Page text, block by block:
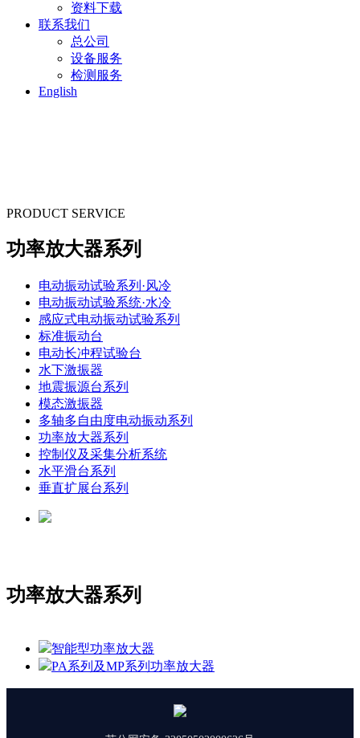
资料下载
联系我们
总公司
设备服务
检测服务
English
PRODUCT SERVICE
功率放大器系列
电动振动试验系列·风冷
电动振动试验系统·水冷
感应式电动振动试验系列
标准振动台
电动长冲程试验台
水下激振器
地震振源台系列
模态激振器
多轴多自由度电动振动系列
功率放大器系列
控制仪及采集分析系统
水平滑台系列
垂直扩展台系列
功率放大器系列
智能型功率放大器
PA系列及MP系列功率放大器